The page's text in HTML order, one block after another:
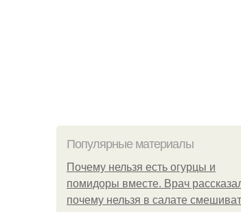
Популярные материалы
Почему нельзя есть огурцы и
помидоры вместе. Врач
почему нельзя в салате